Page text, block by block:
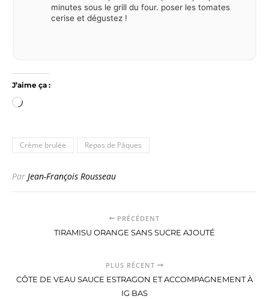
minutes sous le grill du four. poser les tomates
cerise et dégustez !
J’aime ça :
Chargement…
Crème brulée Repas de Pâques
Par Jean-François Rousseau
PRÉCÉDENT
TIRAMISU ORANGE SANS SUCRE AJOUTÉ
PLUS RÉCENT
CÔTE DE VEAU SAUCE ESTRAGON ET ACCOMPAGNEMENT À
IG BAS